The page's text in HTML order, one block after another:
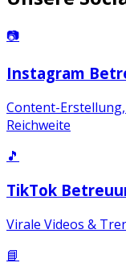
📷
Instagram
Content-
Reichweite
🎵
TikTok
Virale Videos &
📘